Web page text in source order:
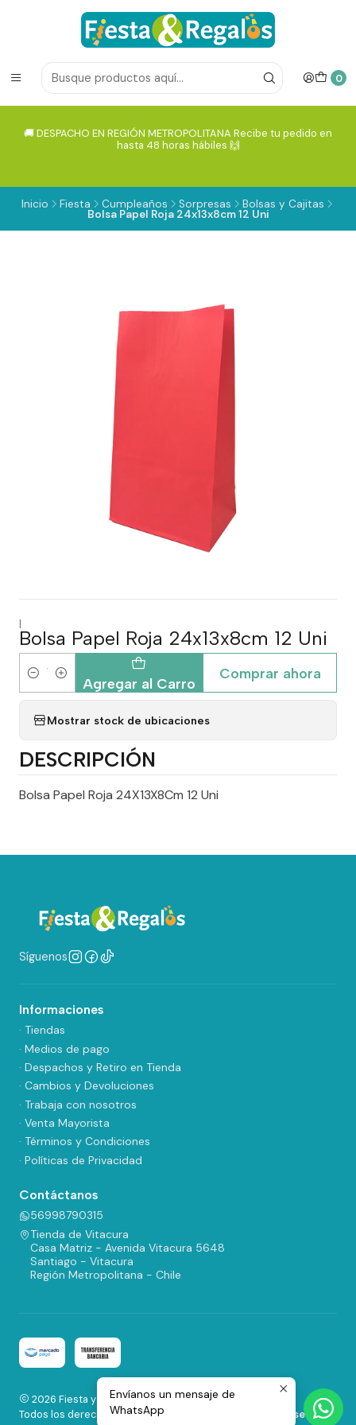
0
🚚 DESPACHO EN REGIÓN METROPOLITANA Recibe tu pedido en
hasta 48 horas hábiles 🙌
Inicio Fiesta Cumpleaños Sorpresas Bolsas y Cajitas
Bolsa Papel Roja 24x13x8cm 12 Uni
|
Bolsa Papel Roja 24x13x8cm 12 Uni
Cantidad Agregar al Carro
Comprar ahora
Mostrar stock de ubicaciones
DESCRIPCIÓN
Bolsa Papel Roja 24X13X8Cm 12 Uni
Síguenos
Informaciones
· Tiendas
· Medios de pago
· Despachos y Retiro en Tienda
· Cambios y Devoluciones
· Trabaja con nosotros
· Venta Mayorista
· Términos y Condiciones
· Políticas de Privacidad
Contáctanos
56998790315
Tienda de Vitacura
Casa Matriz - Avenida Vitacura 5648
Santiago - Vitacura
Región Metropolitana - Chile
2026 Fiesta y Regalos.
Todos los derechos reservados.
Desarrollado por Jumpseller.
Envíanos un mensaje de
WhatsApp